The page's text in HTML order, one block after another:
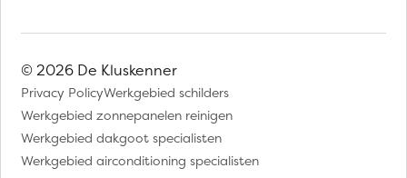
© 2026 De Kluskenner
Privacy PolicyWerkgebied schilders
Werkgebied zonnepanelen reinigen
Werkgebied dakgoot specialisten
Werkgebied airconditioning specialisten